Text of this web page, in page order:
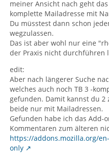
meiner Ansicht nach geht
komplette Mailadresse mit
Du müsstest dann schon
wegzulassen.
Das ist aber wohl nur eine
der Praxis nicht durchführen
edit:
Aber nach längerer Suche
welches auch noch TB 3 -
gefunden. Damit kannst du 2
beide nur mit Mailadressen.
Gefunden habe ich das Add-
Kommentaren zum älteren
https://addons.mozilla.org/
only